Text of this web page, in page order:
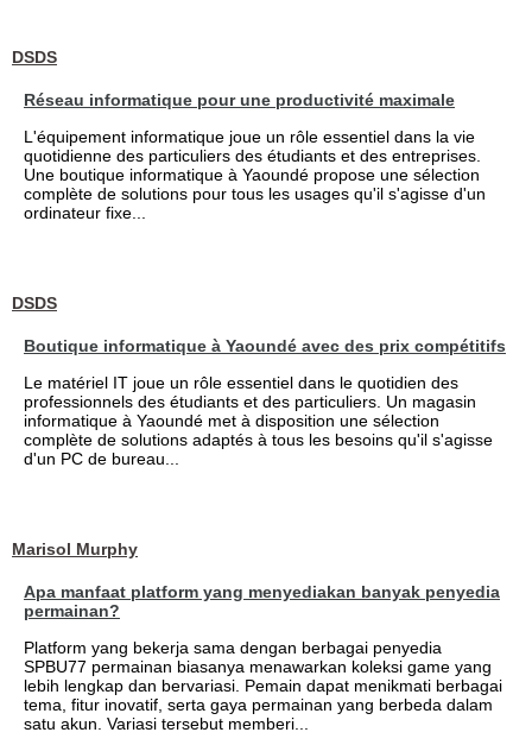
DSDS
Réseau informatique pour une productivité maximale
L'équipement informatique joue un rôle essentiel dans la vie
quotidienne des particuliers des étudiants et des entreprises.
Une boutique informatique à Yaoundé propose une sélection
complète de solutions pour tous les usages qu'il s'agisse d'un
ordinateur fixe...
DSDS
Boutique informatique à Yaoundé avec des prix compétitifs
Le matériel IT joue un rôle essentiel dans le quotidien des
professionnels des étudiants et des particuliers. Un magasin
informatique à Yaoundé met à disposition une sélection
complète de solutions adaptés à tous les besoins qu'il s'agisse
d'un PC de bureau...
Marisol Murphy
Apa manfaat platform yang menyediakan banyak penyedia
permainan?
Platform yang bekerja sama dengan berbagai penyedia
SPBU77 permainan biasanya menawarkan koleksi game yang
lebih lengkap dan bervariasi. Pemain dapat menikmati berbagai
tema, fitur inovatif, serta gaya permainan yang berbeda dalam
satu akun. Variasi tersebut memberi...